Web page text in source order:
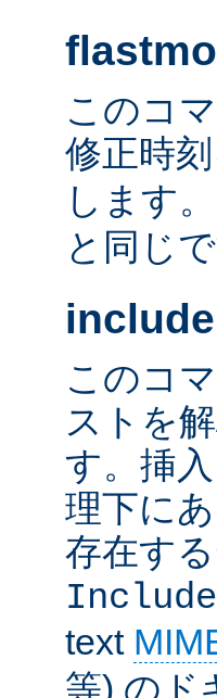
このコ
修正時
します
と同じで
このコ
ストを
す。挿
理下に
存在す
text
等) のド